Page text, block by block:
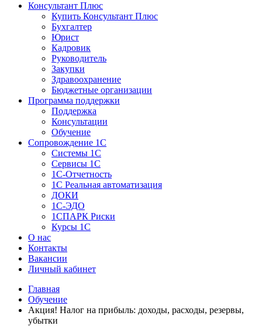
Консультант Плюс
Купить Консультант Плюс
Бухгалтер
Юрист
Кадровик
Руководитель
Закупки
Здравоохранение
Бюджетные организации
Программа поддержки
Поддержка
Консультации
Обучение
Сопровождение 1С
Системы 1С
Сервисы 1С
1C-Отчетность
1С Реальная автоматизация
ДОКИ
1C-ЭДО
1СПАРК Риски
Курсы 1С
О нас
Контакты
Вакансии
Личный кабинет
Главная
Обучение
Акция! Налог на прибыль: доходы, расходы, резервы,
убытки